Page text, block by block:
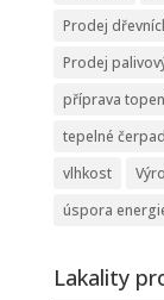
Prodej
Prodej
příprava
tepelné
vlhkost
úspora
Lakality